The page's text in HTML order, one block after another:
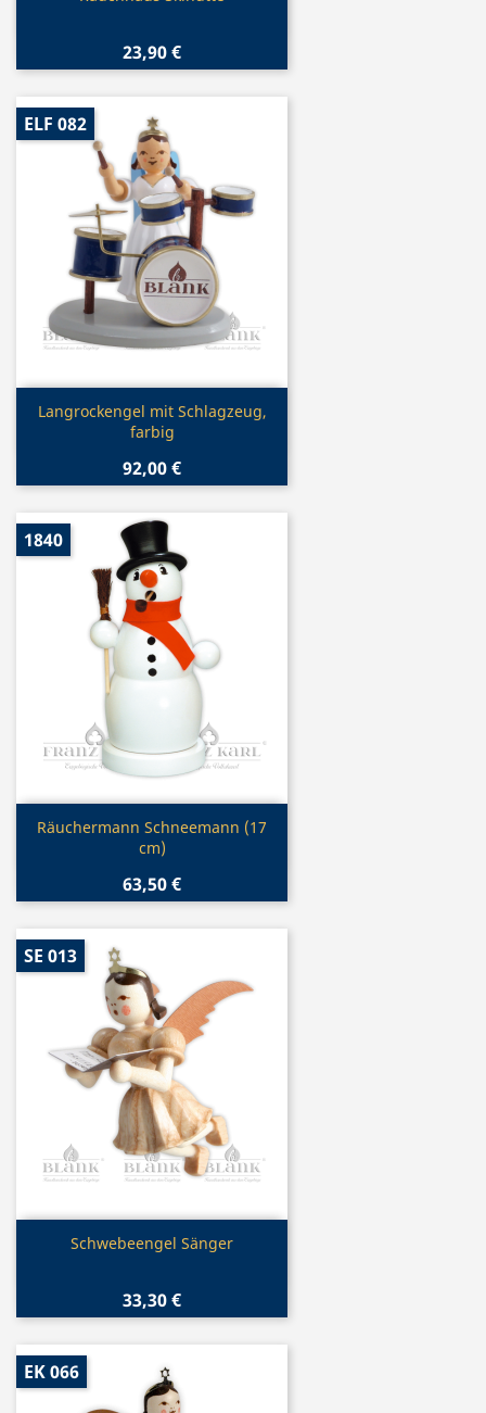
23,90 €
Vorschau
Langrockengel mit Schlagzeug,
farbig
92,00 €
ELF 082
Vorschau
Räuchermann Schneemann (17
cm)
63,50 €
1840
Vorschau
Schwebeengel Sänger
33,30 €
SE 013
EK 066